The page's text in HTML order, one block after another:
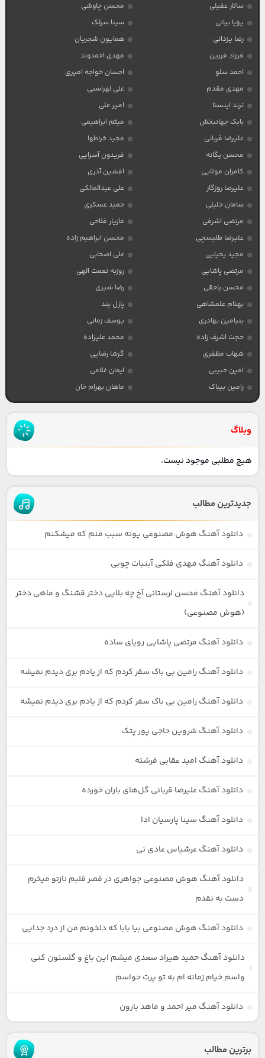
سالار عقیلی
محسن چاوشی
پویا بیاتی
سینا سرلک
رضا یزدانی
همایون شجریان
فرزاد فرزین
مهدی احمدوند
احمد سلو
احسان خواجه امیری
مهدی مقدم
علی لهراسبی
ترند اینستا
امیر علی
بابک جهانبخش
میثم ابراهیمی
علیرضا قربانی
مجید خراطها
محسن یگانه
فریدون آسرایی
کامران مولایی
افشین آذری
علیرضا روزگار
علی عبدالمالکی
سامان جلیلی
حمید عسکری
مرتضی اشرفی
مازیار فلاحی
علیرضا طلیسچی
محسن ابراهیم زاده
مجید یحیایی
علی اصحابی
مرتضی پاشایی
روزبه نعمت الهی
محسن یاحقی
رضا شیری
بهنام علمشاهی
پازل بند
بنیامین بهادری
یوسف زمانی
حجت اشرف زاده
محمد علیزاده
شهاب مظفری
گرشا رضایی
امین حبیبی
ایمان غلامی
رامین بیباک
ماهان بهرام خان
وبلاگ
هیچ مطلبی موجود نیست.
جدیدترین مطالب
دانلود آهنگ هوش مصنوعی پونه سبب منم که میشکنم
دانلود آهنگ مهدی فلکی آبنبات چوبی
دانلود آهنگ محسن لرستانی آخ چه بلایی دختر قشنگ و ماهی دختر
(هوش مصنوعی)
دانلود آهنگ مرتضی پاشایی رویای ساده
دانلود آهنگ رامین بی باک سفر کردم که از یادم بری دیدم نمیشه
دانلود آهنگ رامین بی باک سفر کردم که از یادم بری دیدم نمیشه
دانلود آهنگ شروین حاجی پور پتک
دانلود آهنگ امید عقابی فرشته
دانلود آهنگ علیرضا قربانی گل‌های باران خورده
دانلود آهنگ سینا پارسیان ادا
دانلود آهنگ عرشیاس عادی نی
دانلود آهنگ هوش مصنوعی جواهری در قصر قلبم نازتو میخرم
دست به نقدم
دانلود آهنگ هوش مصنوعی بیا بابا که دلخونم من از درد جدایی
دانلود آهنگ حمید هیراد سعدی میشم این باغ و گلستون کنی
واسم خیام زمانه ام به تو پرت حواسم
دانلود آهنگ میر احمد و ماهد بارون
برترین مطالب